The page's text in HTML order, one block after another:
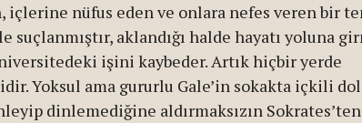
içlerine nüfus eden ve onlara nefes veren bir
suçlanmıştır, aklandığı halde hayatı yoluna
işini kaybeder. Artık hiçbir yerde
Yoksul ama gururlu Gale’in sokakta içkili
dinlemediğine aldırmaksızın Sokrates’ten